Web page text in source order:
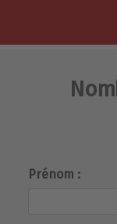
Prénom :